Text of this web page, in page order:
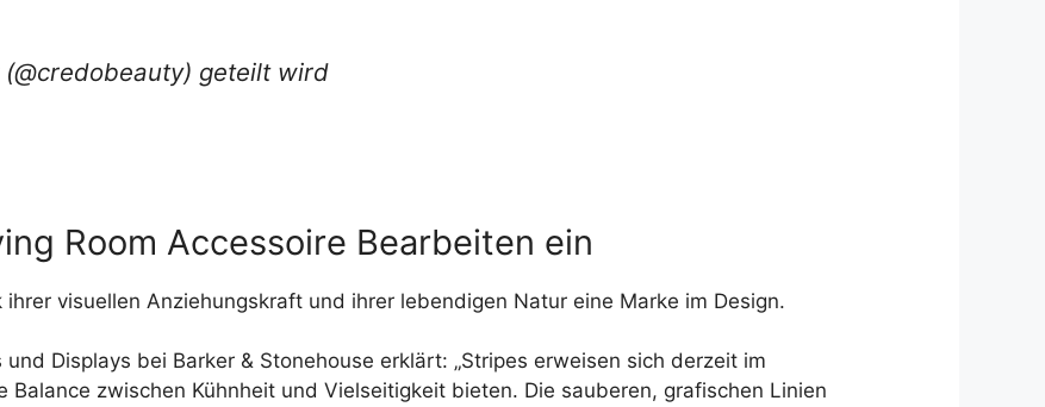
geteilt wird
Room Accessoire Bearbeiten ein
visuellen Anziehungskraft und ihrer lebendigen Natur eine Marke im Design.
Displays bei Barker & Stonehouse erklärt: „Stripes erweisen sich derzeit im
zwischen Kühnheit und Vielseitigkeit bieten. Die sauberen, grafischen Linien